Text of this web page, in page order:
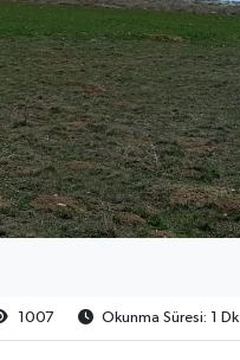
1007 Okunma Süresi: 1 Dk